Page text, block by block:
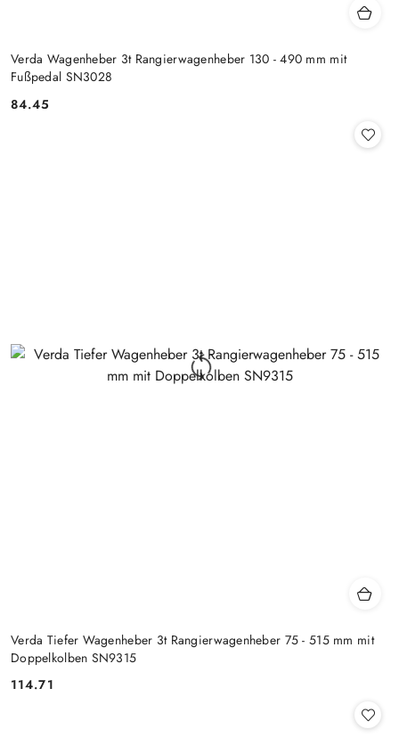
Verda Wagenheber 3t Rangierwagenheber 130 - 490 mm mit
Fußpedal SN3028
Preis:
84.45
Verda Tiefer Wagenheber 3t Rangierwagenheber 75 - 515 mm mit
Doppelkolben SN9315
Preis:
114.71